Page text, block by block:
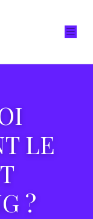
LE
?